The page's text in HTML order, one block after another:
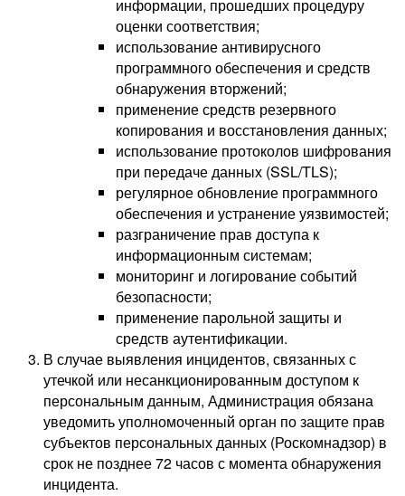
информации, прошедших процедуру
оценки соответствия;
использование антивирусного
программного обеспечения и средств
обнаружения вторжений;
применение средств резервного
копирования и восстановления данных;
использование протоколов шифрования
при передаче данных (SSL/TLS);
регулярное обновление программного
обеспечения и устранение уязвимостей;
разграничение прав доступа к
информационным системам;
мониторинг и логирование событий
безопасности;
применение парольной защиты и
средств аутентификации.
В случае выявления инцидентов, связанных с
утечкой или несанкционированным доступом к
персональным данным, Администрация обязана
уведомить уполномоченный орган по защите прав
субъектов персональных данных (Роскомнадзор) в
срок не позднее 72 часов с момента обнаружения
инцидента.